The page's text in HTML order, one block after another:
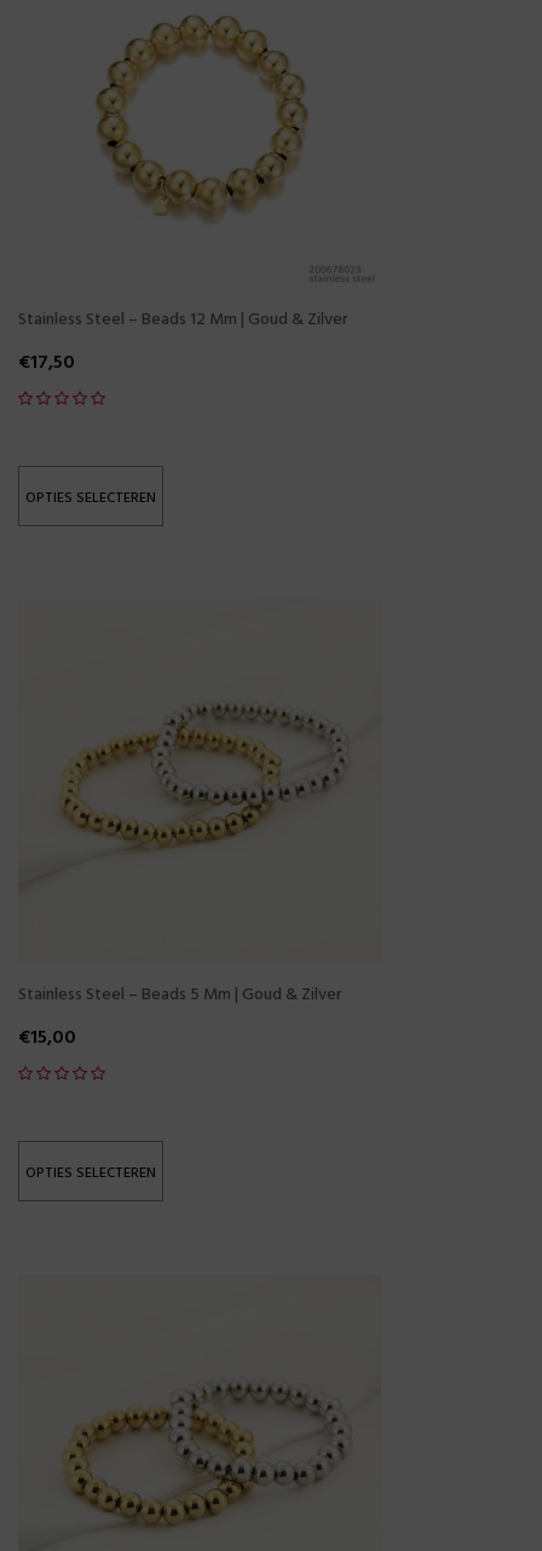
Stainless Steel – Beads 12 Mm | Goud & Zilver
€17,50
OPTIES SELECTEREN
Stainless Steel – Beads 5 Mm | Goud & Zilver
€15,00
OPTIES SELECTEREN